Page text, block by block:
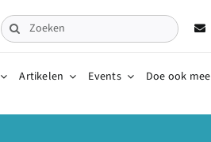
Zoeken
naar:
Artikelen Events Doe ook mee